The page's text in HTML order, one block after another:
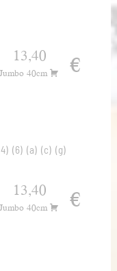
13,40
Jumbo 40cm €
4 6 a c g
13,40
Jumbo 40cm €